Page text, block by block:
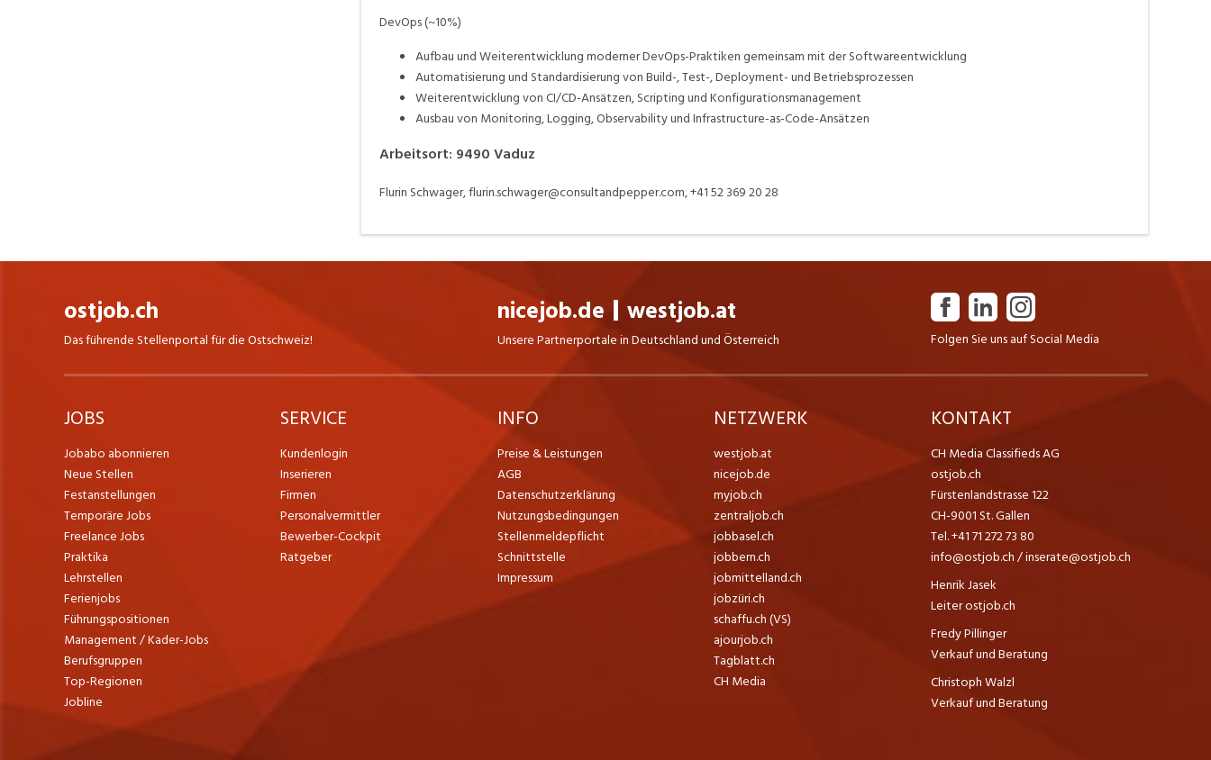
DevOps (~10%)
Aufbau und Weiterentwicklung moderner DevOps-Praktiken gemeinsam mit der Softwareentwicklung
Automatisierung und Standardisierung von Build-, Test-, Deployment- und Betriebsprozessen
Weiterentwicklung von CI/CD-Ansätzen, Scripting und Konfigurationsmanagement
Ausbau von Monitoring, Logging, Observability und Infrastructure-as-Code-Ansätzen
Arbeitsort: 9490Vaduz
Flurin Schwager, flurin.schwager@consultandpepper.com, +41 52 369 20 28
ostjob.ch
Das führende Stellenportal für die Ostschweiz!
nicejob.de westjob.at
Unsere Partnerportale in Deutschland und Österreich Folgen Sie uns auf Social Media
JOBS
Jobabo abonnieren
Neue Stellen
Festanstellungen
Temporäre Jobs
Freelance Jobs
Praktika
Lehrstellen
Ferienjobs
Führungspositionen
Management / Kader-Jobs
Berufsgruppen
Top-Regionen
Jobline
SERVICE
Kundenlogin
Inserieren
Firmen
Personalvermittler
Bewerber-Cockpit
Ratgeber
INFO
Preise & Leistungen
AGB
Datenschutzerklärung
Nutzungsbedingungen
Stellenmeldepflicht
Schnittstelle
Impressum
NETZWERK
westjob.at
nicejob.de
myjob.ch
zentraljob.ch
jobbasel.ch
jobbern.ch
jobmittelland.ch
jobzüri.ch
schaffu.ch (VS)
ajourjob.ch
Tagblatt.ch
CH Media
KONTAKT
CH Media Classifieds AG
ostjob.ch
Fürstenlandstrasse 122
CH-9001 St. Gallen
Tel. +41 71 272 73 80
info@ostjob.ch/inserate@ostjob.ch
Henrik Jasek
Leiter ostjob.ch
Fredy Pillinger
Verkauf und Beratung
Christoph Walzl
Verkauf und Beratung